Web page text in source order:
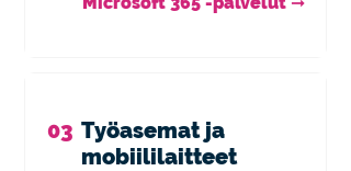
03 Työasemat ja
mobiililaitteet